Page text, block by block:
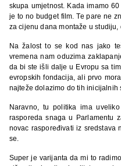
skupa umjetnost. Kada imamo
je to no budget film. Te pare ne
za cijenu dana montaže u
Na žalost to se kod nas jako
vremena nam oduzima
da bi ste išli dalje u Evropu sa
evropskih fondacija, ali prvo
najteže dolazimo do tih inicijalnih
Naravno, tu politika ima
rasporeda snaga u Parlamentu
novac raspoređivati iz sredstava
se.
Super je varijanta da mi to